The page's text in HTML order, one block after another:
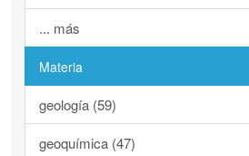
... más
Materia
geología (59)
geoquímica (47)